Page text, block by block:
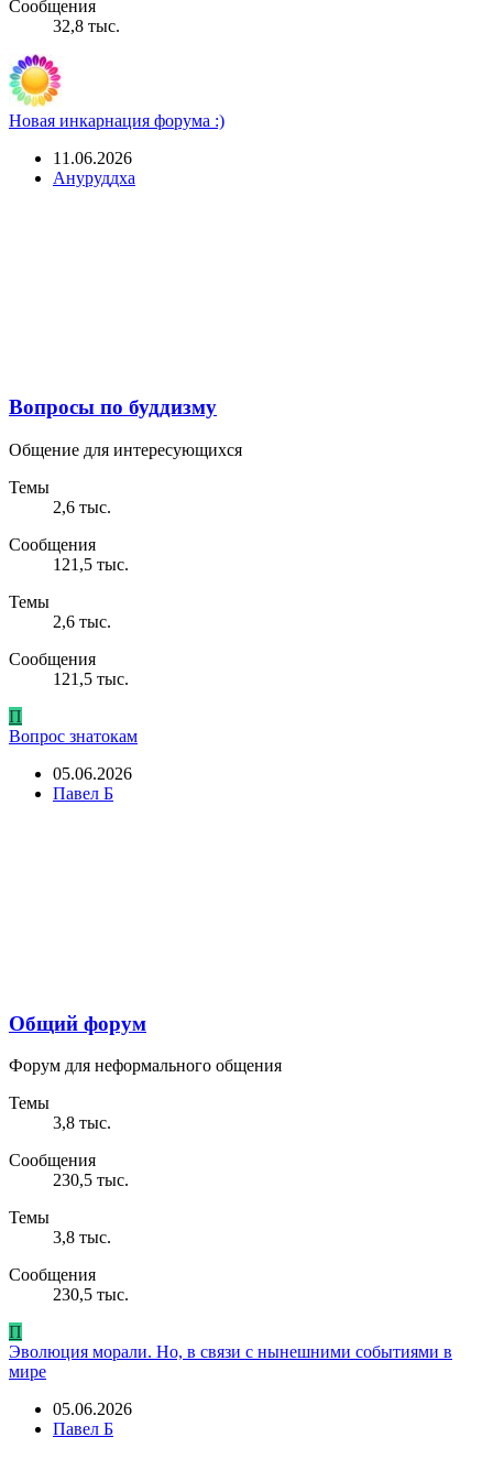
Сообщения
32,8 тыс.
Новая инкарнация форума :)
11.06.2026
Ануруддха
Вопросы по буддизму
Общение для интересующихся
Темы
2,6 тыс.
Сообщения
121,5 тыс.
Темы
2,6 тыс.
Сообщения
121,5 тыс.
П
Вопрос знатокам
05.06.2026
Павел Б
Общий форум
Форум для неформального общения
Темы
3,8 тыс.
Сообщения
230,5 тыс.
Темы
3,8 тыс.
Сообщения
230,5 тыс.
П
Эволюция морали. Но, в связи с нынешними событиями в
мире
05.06.2026
Павел Б